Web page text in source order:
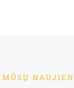
MŪSŲ